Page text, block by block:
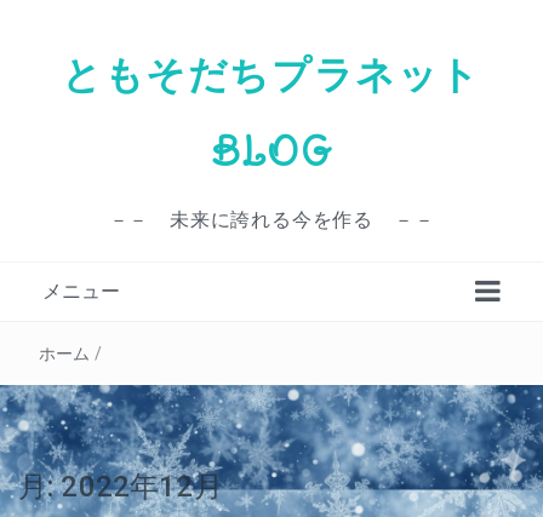
ともそだちプラネット
BLOG
－－ 未来に誇れる今を作る －－
メニュー
ホーム /
月:2022年12月